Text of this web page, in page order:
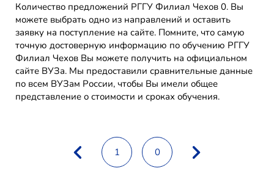
Количество предложений РГГУ Филиал Чехов 0. Вы
можете выбрать одно из направлений и оставить
заявку на поступление на сайте. Помните, что самую
точную достоверную информацию по обучению РГГУ
Филиал Чехов Вы можете получить на официальном
сайте ВУЗа. Мы предоставили сравнительные данные
по всем ВУЗам России, чтобы Вы имели общее
представление о стоимости и сроках обучения.
1 0